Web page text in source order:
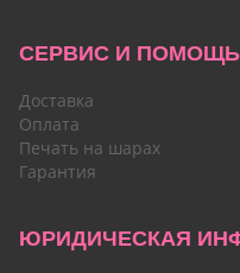
СЕРВИС И ПОМОЩЬ
Доставка
Оплата
Печать на шарах
Гарантия
ЮРИДИЧЕСКАЯ